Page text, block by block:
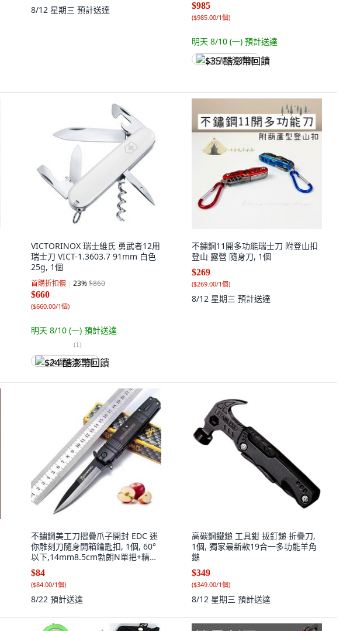
8/12 星期三 預計送達
$985
($985.00/1個)
明天 8/10 (一) 預計送達
$35 酷澎幣回饋
VICTORINOX 瑞士維氏 勇武者12用
瑞士刀 VICT-1.3603.7 91mm 白色
25g, 1個
首購折扣價 23%$860
$660
($660.00/1個)
明天 8/10 (一) 預計送達
(1)
$24 酷澎幣回饋
不鏽鋼11開多功能瑞士刀 附登山扣
登山 露營 隨身刀, 1個
$269
($269.00/1個)
8/12 星期三 預計送達
不鏽鋼美工刀摺疊爪子開封 EDC 迷
你雕刻刀隨身開箱鑰匙扣, 1個, 60°
以下,14mm8.5cm勃朗N單把+精美
盒裝.
$84
($84.00/1個)
8/22 預計送達
高碳鋼鐵鎚 工具鉗 拔釘鎚 折疊刀,
1個, 獨家最新款19合一多功能羊角
鎚
$349
($349.00/1個)
8/12 星期三 預計送達